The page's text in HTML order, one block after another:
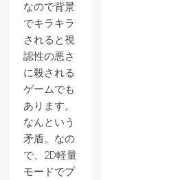
なので背景
でキラキラ
されると視
認性の悪さ
に殺される
ゲームでも
あります。
なんという
矛盾。なの
で、2D軽量
モードでプ